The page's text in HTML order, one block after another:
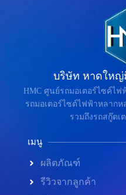
บริษัท หาดใหญ่
HMC ศูนย์รถมอเตอร์ไซค์ไ
รถมอเตอร์ไซต์ไฟฟ้าหลาก
รวมถึงรถสกู๊ตเ
เมนู
ผลิตภัณฑ์
รีวิวจากลูกค้า